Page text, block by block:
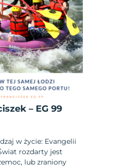
– EG 99
w życie: Evangelii
rozdarty jest
lub zraniony